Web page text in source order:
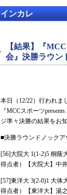
インカレ
【結果】『
会』決勝ラウン
本日（12/22）行われま
『MCCスポーツ
ジ準々決勝の結果をお
■決勝ラウンドノック
[56]大院大 1(1-2)5 桐蔭
得点者）【大院大】中
[57]東洋大 3(2-0)1 大体
得点者）【東洋大】湯